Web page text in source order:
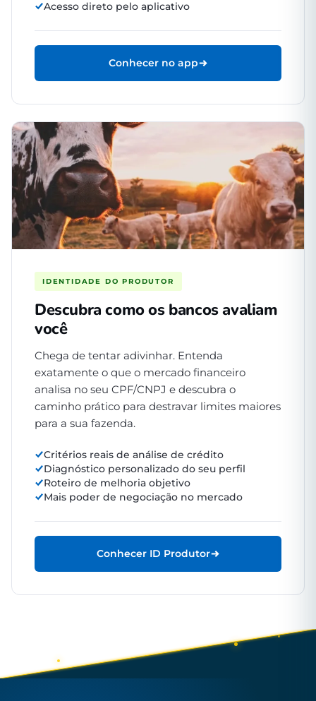
Acesso direto pelo aplicativo
Conhecer no app
IDENTIDADE DO PRODUTOR
Descubra como os bancos avaliam
você
Chega de tentar adivinhar. Entenda
exatamente o que o mercado financeiro
analisa no seu CPF/CNPJ e descubra o
caminho prático para destravar limites maiores
para a sua fazenda.
Critérios reais de análise de crédito
Diagnóstico personalizado do seu perfil
Roteiro de melhoria objetivo
Mais poder de negociação no mercado
Conhecer ID Produtor